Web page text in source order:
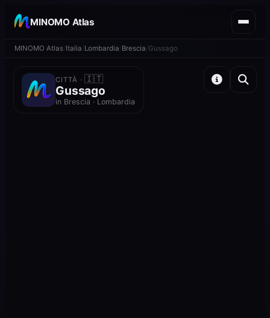
MINOMO Atlas
MINOMO Atlas Italia Lombardia Brescia Gussago
CITTÀ ·🇮🇹
Gussago
in Brescia · Lombardia